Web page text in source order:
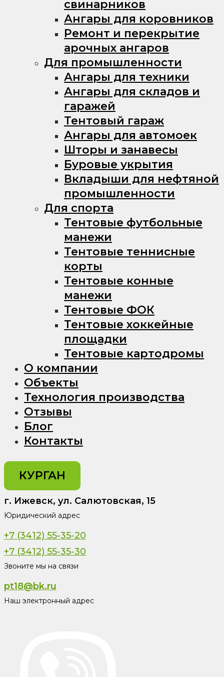
свинарников
Ангары для коровников
Ремонт и перекрытие
арочных ангаров
Для промышленности
Ангары для техники
Ангары для складов и
гаражей
Тентовый гараж
Ангары для автомоек
Шторы и занавесы
Буровые укрытия
Вкладыши для нефтяной
промышленности
Для спорта
Тентовые футбольные
манежи
Тентовые теннисные
корты
Тентовые конные
манежи
Тентовые ФОК
Тентовые хоккейные
площадки
Тентовые картодромы
О компании
Объекты
Технология производства
Отзывы
Блог
Контакты
КУРГАН
г. Ижевск, ул. Салютовская, 15
Юридический адрес
+7 (3412) 55-35-20
+7 (3412) 55-35-30
Звоните мы на связи
pt18@bk.ru
Наш электронный адрес